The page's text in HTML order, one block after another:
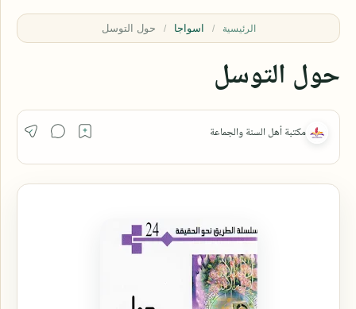
الرئيسية اسواجا
حول التوسل